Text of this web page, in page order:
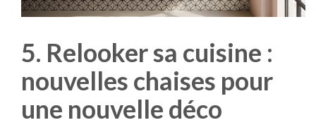
5. Relooker sa cuisine :
nouvelles chaises pour
une nouvelle déco